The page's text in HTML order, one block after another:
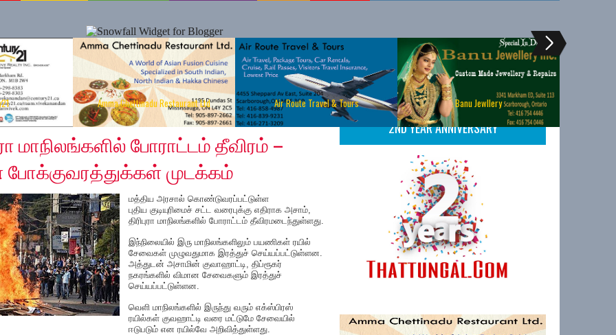
Amma Chettinadu Restaurant Ltd Air Route Travel & Tours Banu Jewllery
மாநிலங்களில் போராட்டம் தீவிரம் –
போக்குவரத்துக்கள் முடக்கம்
மத்திய அரசால் கொண்டுவரப்பட்டுள்ள
புதிய குடியுரிமைச் சட்ட வரைபுக்கு எதிராக அசாம்,
திரிபுரா மாநிலங்களில் போராட்டம் தீவிரமடைந்துள்ளது.
இந்நிலையில் இரு மாநிலங்களிலும் பயணிகள் ரயில்
சேவைகள் முழுவதுமாக இரத்துச் செய்யப்பட்டுள்ளன.
அத்துடன் அசாமின் குவாஹாட்டி, திப்ரூகர்
நகரங்களில் விமான சேவைகளும் இரத்துச்
செய்யப்பட்டுள்ளன.
வெளி மாநிலங்களில் இருந்து வரும் எக்ஸ்பிரஸ்
ரயில்கள் குவஹாட்டி வரை மட்டுமே சேவையில்
ஈடுபடும் என ரயில்வே அறிவித்துள்ளது.
2ND YEAR ANNIVERSARY